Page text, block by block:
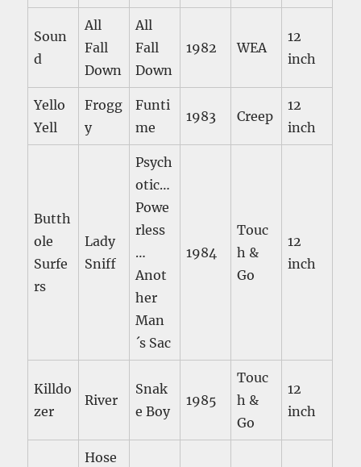
Soun
d
All
Fall
Down
All
Fall
Down
1982 WEA
12
inch
Yello
Yell
Frogg
y
Funti
me
1983 Creep
12
inch
Butth
ole
Surfe
rs
Lady
Sniff
Psych
otic…
Powe
rless
…
Anot
her
Man
´s Sac
1984
Touc
h &
Go
12
inch
Killdo
zer
River
Snak
e Boy
1985
Touc
h &
Go
12
inch
Hose